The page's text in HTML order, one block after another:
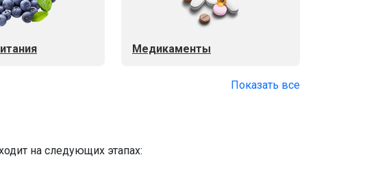
Медикаменты
Показать все
на следующих этапах: